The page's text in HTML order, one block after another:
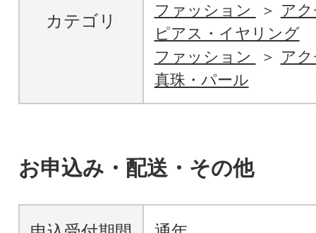
カテゴリ
ファッション
ア
ピアス・イヤリング
ファッション
ア
真珠・パール
お申込み・配送・その他